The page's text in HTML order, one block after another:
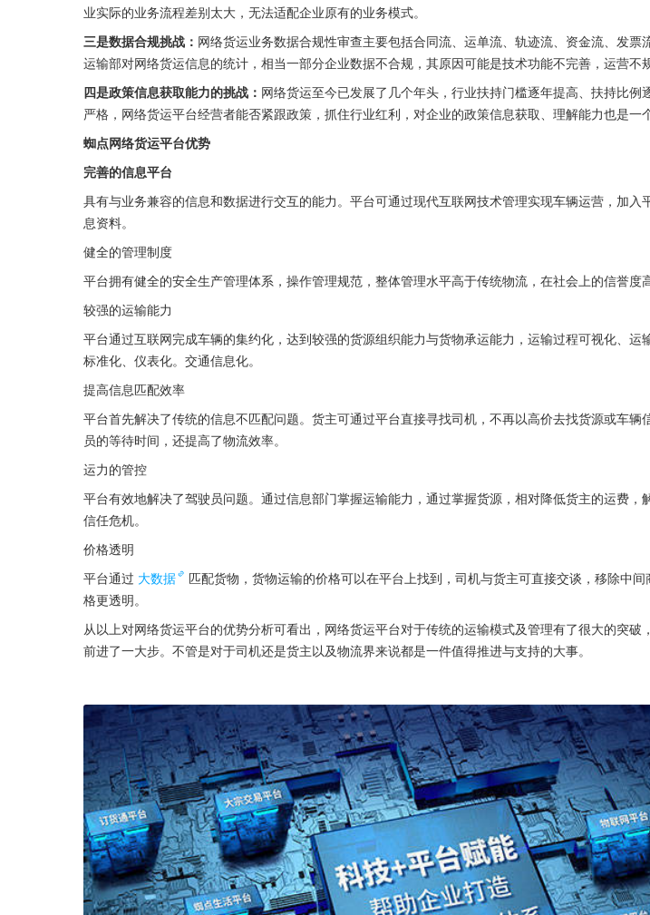
业实际的业务流程差别太大，无法适配企业原有的业务模式。
三是数据合规挑战： 网络货运业务数据合规性审查主要包括合同流、运单流、轨迹流、资金流、发票
运输部对网络货运信息的统计，相当一部分企业数据不合规，其原因可能是技术功能不完善，运营不
四是政策信息获取能力的挑战： 网络货运至今已发展了几个年头，行业扶持门槛逐年提高、扶持比例
严格，网络货运平台经营者能否紧跟政策，抓住行业红利，对企业的政策信息获取、理解能力也是一
蜘点网络货运平台优势
完善的信息平台
具有与业务兼容的信息和数据进行交互的能力。平台可通过现代互联网技术管理实现车辆运营，加入
息资料。
健全的管理制度
平台拥有健全的安全生产管理体系，操作管理规范，整体管理水平高于传统物流，在社会上的信誉度高
较强的运输能力
平台通过互联网完成车辆的集约化，达到较强的货源组织能力与货物承运能力，运输过程可视化、运
标准化、仪表化。交通信息化。
提高信息匹配效率
平台首先解决了传统的信息不匹配问题。货主可通过平台直接寻找司机，不再以高价去找货源或车辆
员的等待时间，还提高了物流效率。
运力的管控
平台有效地解决了驾驶员问题。通过信息部门掌握运输能力，通过掌握货源，相对降低货主的运费，
信任危机。
价格透明
平台通过 大数据
匹配货物，货物运输的价格可以在平台上找到，司机与货主可直接交谈，移除中
格更透明。
从以上对网络货运平台的优势分析可看出，网络货运平台对于传统的运输模式及管理有了很大的突破
前进了一大步。不管是对于司机还是货主以及物流界来说都是一件值得推进与支持的大事。